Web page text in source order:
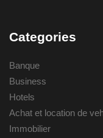
Categories
Banque
Business
Hotels
Achat et location de
Immobilier